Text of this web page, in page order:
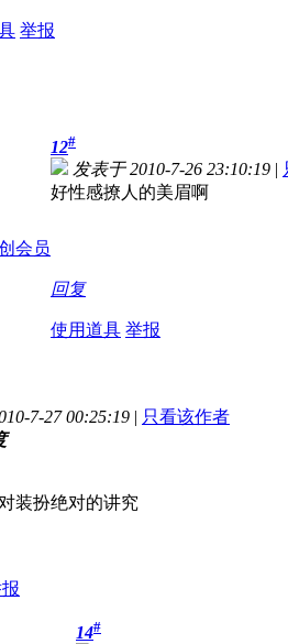
举报
12#
发表于 2010-7-26 23:10:19 |
好性感撩人的美眉啊
回复
使用道具 举报
7-27 00:25:19 | 只看该作者
装扮绝对的讲究
14#